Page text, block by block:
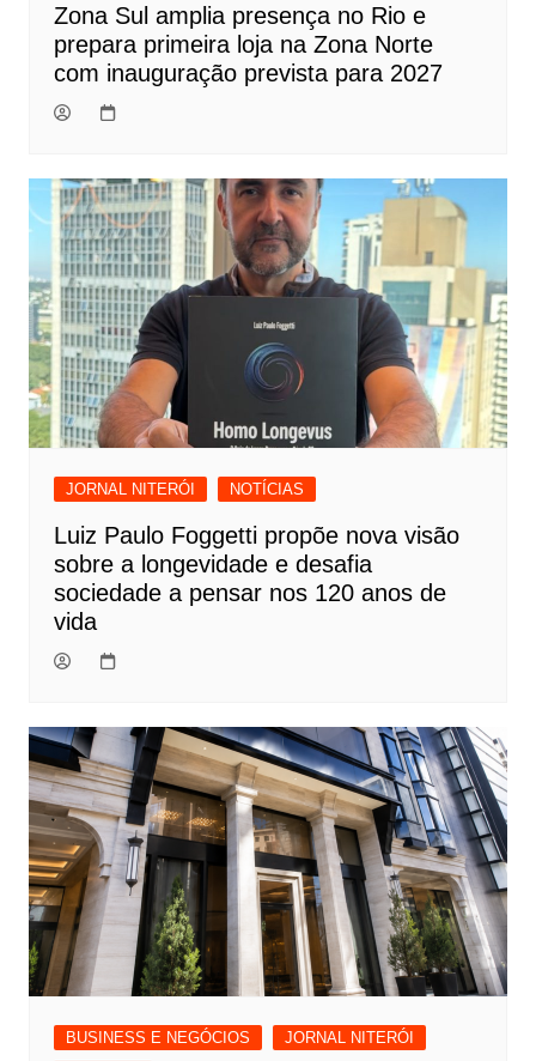
Zona Sul amplia presença no Rio e
prepara primeira loja na Zona Norte
com inauguração prevista para 2027
JORNAL NITERÓI NOTÍCIAS
Luiz Paulo Foggetti propõe nova visão
sobre a longevidade e desafia
sociedade a pensar nos 120 anos de
vida
BUSINESS E NEGÓCIOS
JORNAL NITERÓI